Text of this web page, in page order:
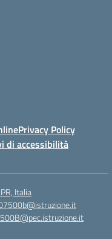
Privacy Policy
di accessibilità
Italia